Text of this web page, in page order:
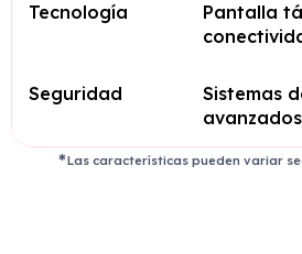
Tecnología
Pantalla
Seguridad
Sistemas
avanzados
Las características pueden variar